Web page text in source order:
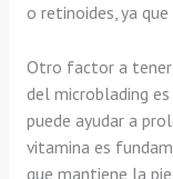
o retinoides, ya
Otro factor a tener
del microblading
puede ayudar a
vitamina es
que mantiene la